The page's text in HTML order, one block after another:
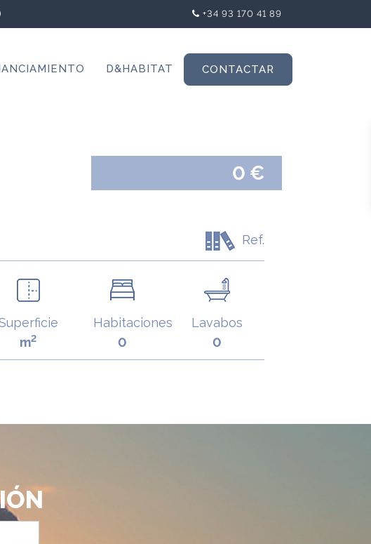
+34 93 170 41 89
D&HABITAT CONTACTAR
0 €
Ref.
m2
Habitaciones
0
Lavabos
0